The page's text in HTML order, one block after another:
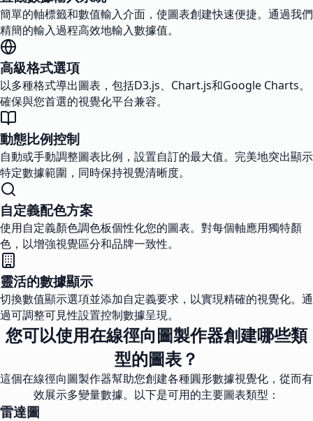
簡單的軸標籤和數值輸入介面，使圖表創建快速便捷。通過我們
精簡的輸入過程高效地輸入數據值。
高級格式選項
以多種格式導出圖表，包括D3.js、Chart.js和Google Charts。
確保與您首選的視覺化平台兼容。
動態比例控制
自動或手動調整圖表比例，設置自訂的最大值。完美地突出顯示
特定數據範圍，同時保持視覺清晰度。
自定義配色方案
使用自定義顏色調色板個性化您的圖表。對每個軸應用獨特顏
色，以增強視覺區分和品牌一致性。
靈活的數據顯示
切換數值顯示選項並添加自定義要求，以實現精確的視覺化。通
過可調整可見性設置控制數據呈現。
您可以使用在線徑向圖製作器創建哪些類
型的圖表？
這個在線徑向圖製作器幫助您創建各種圓形數據視覺化，從而有
效展示多變量數據。以下是可用的主要圖表類型：
雷達圖